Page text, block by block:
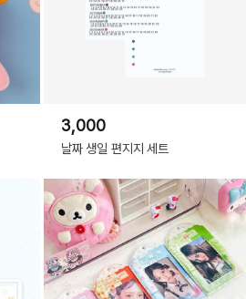
3,000
날짜 생일 편지지 세트